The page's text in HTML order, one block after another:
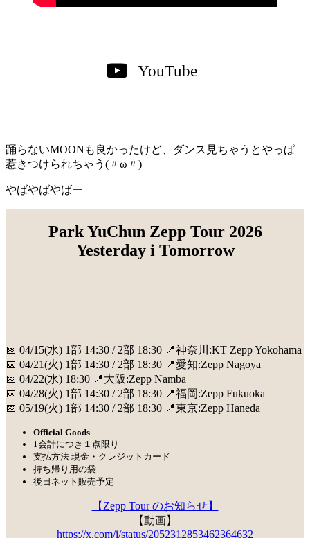
YouTube
踊らないMOONも良かったけど、ダンス見ちゃうとやっぱ
惹きつけられちゃう(〃ω〃)
やばやばやばー
Park YuChun Zepp Tour 2026
Yesterday i Tomorrow
📅 04/15(水) 1部 14:30 / 2部 18:30 📍神奈川:KT Zepp Yokohama
📅 04/21(火) 1部 14:30 / 2部 18:30 📍愛知:Zepp Nagoya
📅 04/22(水) 18:30 📍大阪:Zepp Namba
📅 04/28(火) 1部 14:30 / 2部 18:30 📍福岡:Zepp Fukuoka
📅 05/19(火) 1部 14:30 / 2部 18:30 📍東京:Zepp Haneda
Official Goods
1会計につき１点限り
支払方法 現金・クレジットカード
持ち帰り用の袋
後日ネット販売予定
【Zepp Tour のお知らせ】
【動画】
https://x.com/i/status/2052312853462364632